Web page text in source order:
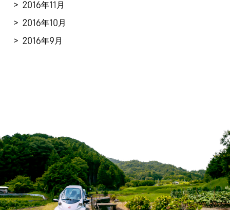
2016年11月
2016年10月
2016年9月